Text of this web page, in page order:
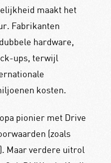
maakt het
Fabrikanten
hardware,
ups, terwijl
kosten.
pionier met Drive
(zoals
Maar verdere uitrol